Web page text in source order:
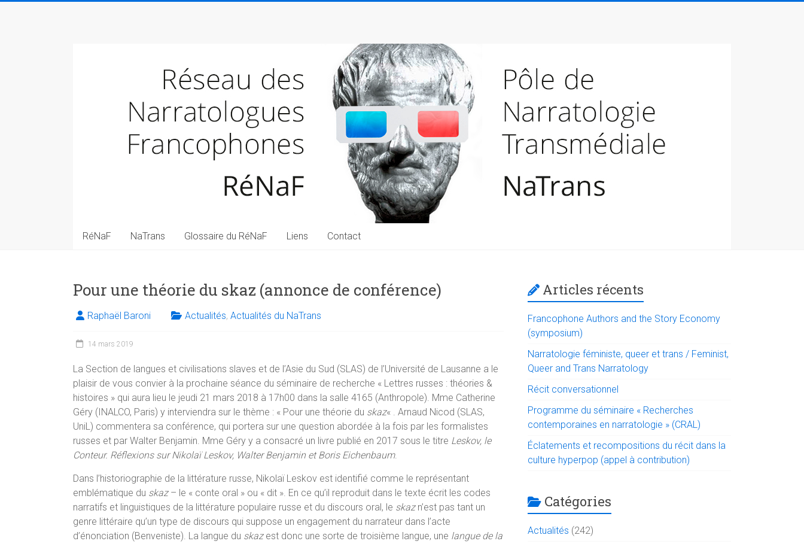
narratologues
francophone
(RéNaF)
RéNaF NaTrans Glossaire du RéNaF Liens Contact
Pour une théorie du skaz (annonce de conférence)
Raphaël Baroni Actualités, Actualités du NaTrans
14 mars 2019
La Section de langues et civilisations slaves et de l’Asie du Sud (SLAS) de l’Université de Lausanne a le
plaisir de vous convier à la prochaine séance du séminaire de recherche « Lettres russes : théories &
histoires » qui aura lieu le jeudi 21 mars 2018 à 17h00 dans la salle 4165 (Anthropole). Mme Catherine
Géry (INALCO, Paris) y interviendra sur le thème : « Pour une théorie du skaz« . Arnaud Nicod (SLAS,
UniL) commentera sa conférence, qui portera sur une question abordée à la fois par les formalistes
russes et par Walter Benjamin. Mme Géry y a consacré un livre publié en 2017 sous le titre Leskov, le
Conteur. Réflexions sur Nikolaï Leskov, Walter Benjamin et Boris Eichenbaum.
Dans l’historiographie de la littérature russe, Nikolaï Leskov est identifié comme le représentant
emblématique du skaz– le « conte oral » ou « dit ». En ce qu’il reproduit dans le texte écrit les codes
narratifs et linguistiques de la littérature populaire russe et du discours oral, le skazn’est pas tant un
genre littéraire qu’un type de discours qui suppose un engagement du narrateur dans l’acte
d’énonciation (Benveniste). La langue du skaz est donc une sorte de troisième langue, une langue de la
Articles récents
Francophone Authors and the Story Economy
(symposium)
Narratologie féministe, queer et trans / Feminist,
Queer and Trans Narratology
Récit conversationnel
Programme du séminaire « Recherches
contemporaines en narratologie » (CRAL)
Éclatements et recompositions du récit dans la
culture hyperpop (appel à contribution)
Catégories
Actualités (242)